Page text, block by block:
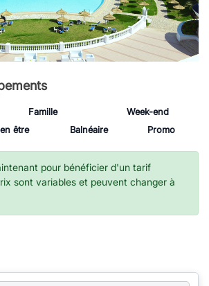
Famille
Week-end
être Balnéaire Promo
pour bénéficier d'un tarif
sont variables et peuvent changer à